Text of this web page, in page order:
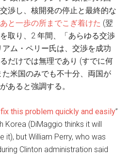
渉し、核開発の停止と最終的な
あと一歩の所までこぎ着けた (翌
取り、2 年間、「あらゆる交渉
ム・ペリー氏は、交渉を成功
だけでは無理であり (すでに何
米国のみでも不十分、両国が
あると強調する。
fix this problem quickly and easily”
Korea (DiMaggio thinks it will
it), but William Perry, who was
Clinton administration said